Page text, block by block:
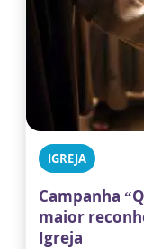
IGREJA
Campanha
maior
Igreja